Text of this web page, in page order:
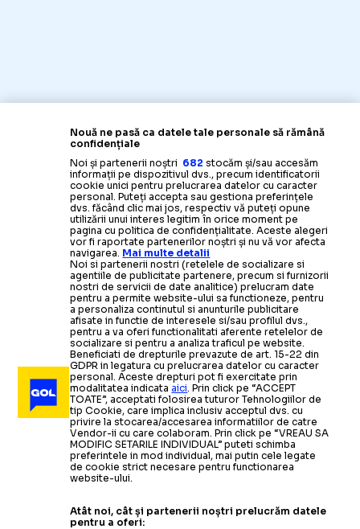
Nouă ne pasă ca datele tale personale să rămână
confidențiale
Noi și partenerii noștri 682 stocăm și/sau accesăm
informații pe dispozitivul dvs., precum identificatorii
cookie unici pentru prelucrarea datelor cu caracter
personal. Puteți accepta sau gestiona preferințele
dvs. făcând clic mai jos, respectiv vă puteți opune
utilizării unui interes legitim în orice moment pe
pagina cu politica de confidențialitate. Aceste alegeri
vor fi raportate partenerilor noștri și nu vă vor afecta
navigarea. Mai multe detalii
Noi si partenerii nostri (retelele de socializare si
agentiile de publicitate partenere, precum si furnizorii
nostri de servicii de date analitice) prelucram date
pentru a permite website-ului sa functioneze, pentru
a personaliza continutul si anunturile publicitare
afisate in functie de interesele si/sau profilul dvs.,
pentru a va oferi functionalitati aferente retelelor de
socializare si pentru a analiza traficul pe website.
Beneficiati de drepturile prevazute de art. 15-22 din
GDPR in legatura cu prelucrarea datelor cu caracter
personal. Aceste drepturi pot fi exercitate prin
modalitatea indicataaici. Prin click pe “ACCEPT
TOATE”, acceptati folosirea tuturor Tehnologiilor de
tip Cookie, care implica inclusiv acceptul dvs. cu
privire la stocarea/accesarea informatiilor de catre
Vendor-ii cu care colaboram. Prin click pe “VREAU SA
MODIFIC SETARILE INDIVIDUAL” puteti schimba
preferintele in mod individual, mai putin cele legate
de cookie strict necesare pentru functionarea
website-ului.
Atât noi, cât și partenerii noștri prelucrăm datele
pentru a oferi: